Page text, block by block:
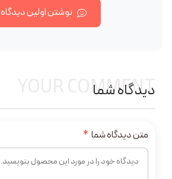
نوشتن اولین دیدگاه
دیدگاه شما
YOUR COMMENT
متن دیدگاه شما *